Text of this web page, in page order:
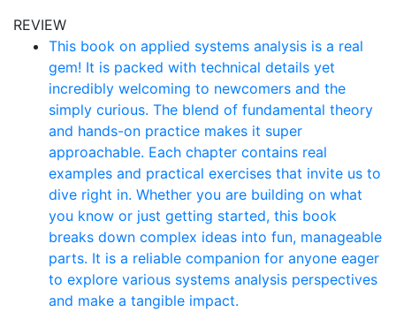
REVIEW
This book on applied systems analysis is a real
gem! It is packed with technical details yet
incredibly welcoming to newcomers and the
simply curious. The blend of fundamental theory
and hands-on practice makes it super
approachable. Each chapter contains real
examples and practical exercises that invite us to
dive right in. Whether you are building on what
you know or just getting started, this book
breaks down complex ideas into fun, manageable
parts. It is a reliable companion for anyone eager
to explore various systems analysis perspectives
and make a tangible impact.